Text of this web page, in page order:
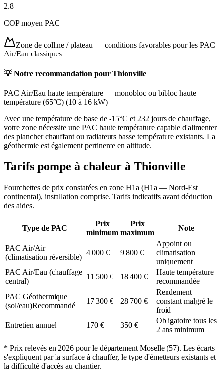
2.8
COP moyen PAC
Zone de colline / plateau — conditions favorables pour les PAC
Air/Eau classiques
💡 Notre recommandation pour Thionville
PAC Air/Eau haute température — monobloc ou bibloc haute
température (65°C) (10 à 16 kW)
Avec une température de base de -15°C et 232 jours de chauffage,
votre zone nécessite une PAC haute température capable d'alimenter
des plancher chauffant ou radiateurs basse température existants. La
géothermie est également pertinente en altitude.
Tarifs pompe à chaleur à Thionville
Fourchettes de prix constatées en zone H1a (H1a — Nord-Est
continental), installation comprise. Tarifs indicatifs avant déduction
des aides.
Type de PAC
Prix
minimum
Prix
maximum
Note
PAC Air/Air
(climatisation réversible)
4 000 € 9 800 €
Appoint ou
climatisation
uniquement
PAC Air/Eau (chauffage
central)
11 500 € 18 400 €
Haute température
recommandée
PAC Géothermique
(sol/eau)Recommandé
17 300 € 28 700 €
Rendement
constant malgré le
froid
Entretien annuel
170 € 350 €
Obligatoire tous les
2 ans minimum
* Prix relevés en 2026 pour le département Moselle (57). Les écarts
s'expliquent par la surface à chauffer, le type d'émetteurs existants et
la difficulté d'accès au chantier.